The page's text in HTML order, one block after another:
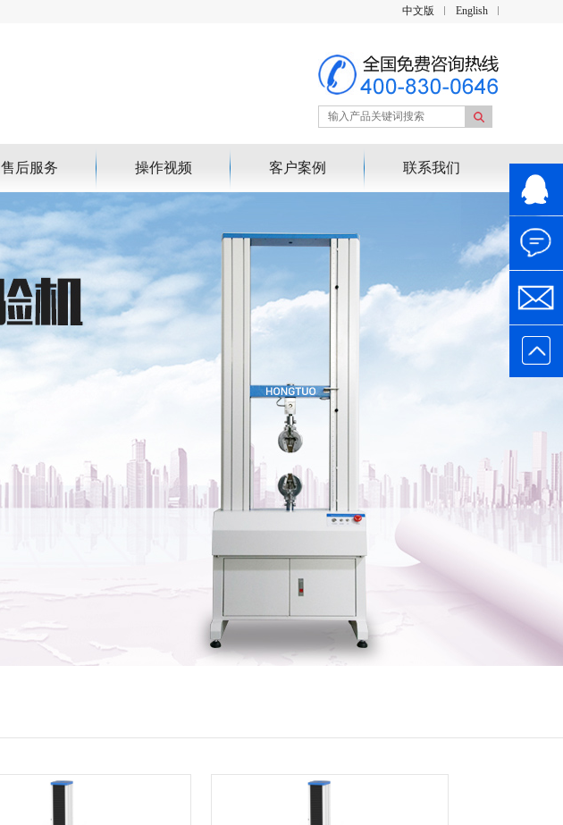
中文版 English
售后服务 操作视频 客户案例 联系我们